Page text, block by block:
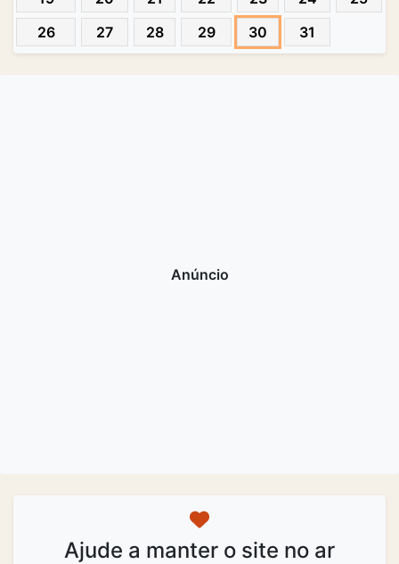
26
27 28 29 30 31
Ajude a manter o site no ar